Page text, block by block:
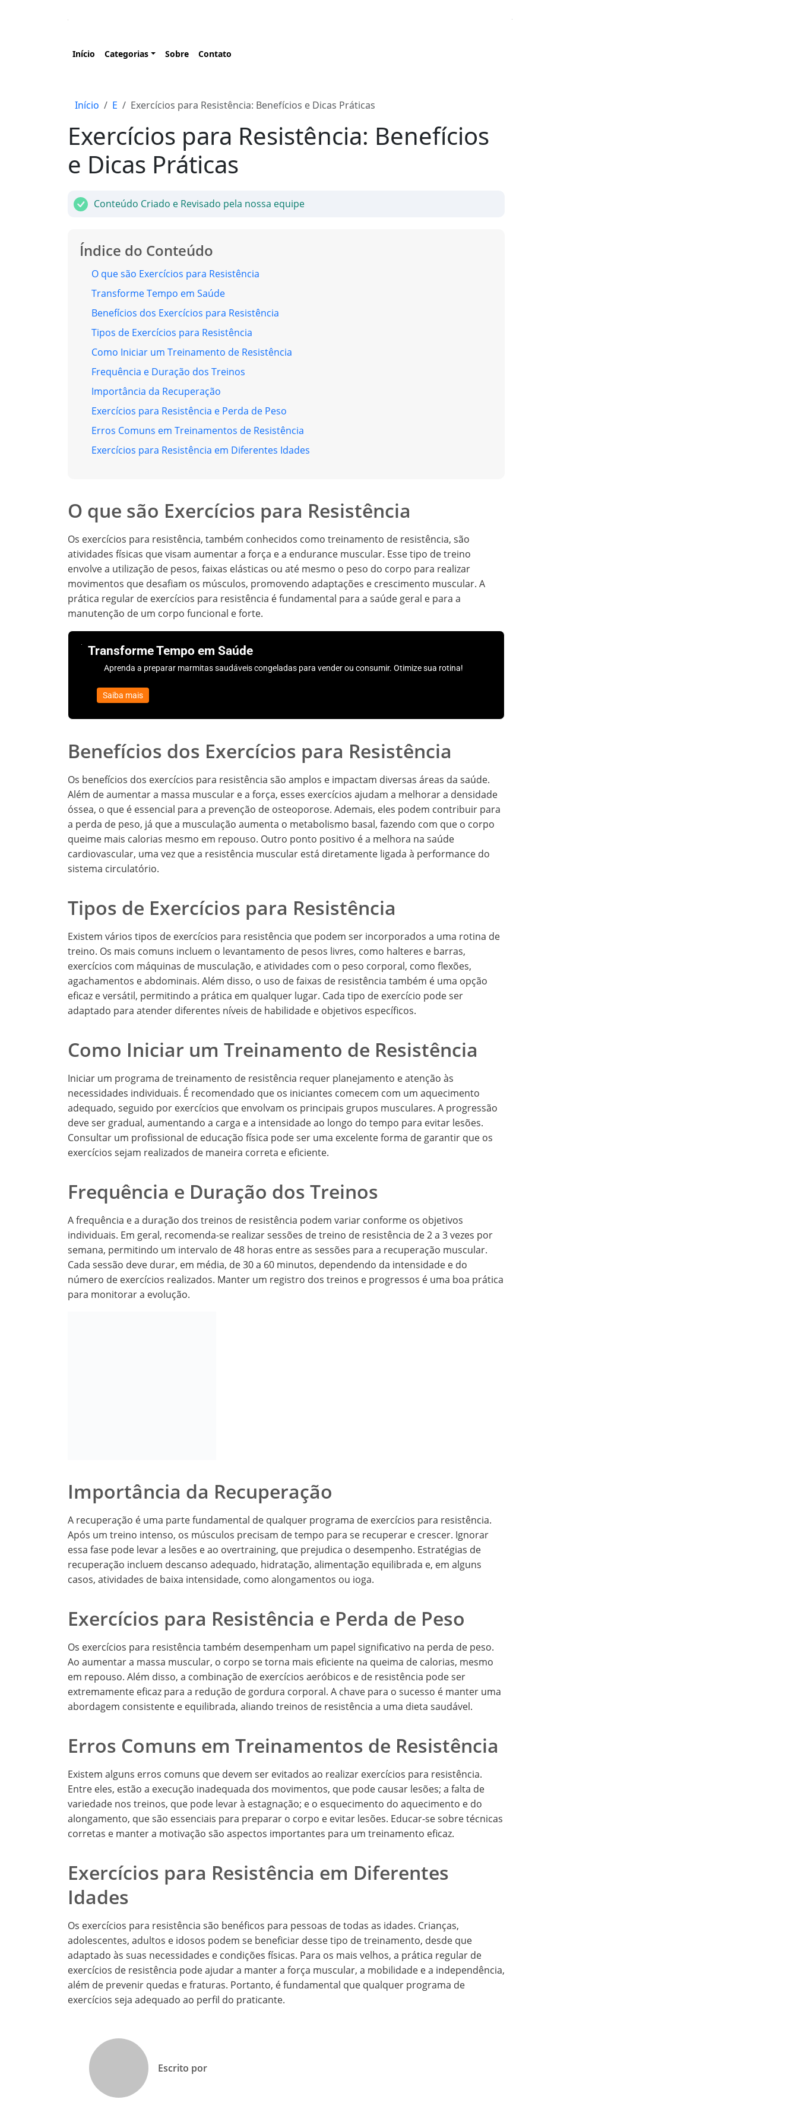
Início Categorias Sobre Contato
Início E Exercícios para Resistência: Benefícios e Dicas Práticas
Exercícios para Resistência: Benefícios
e Dicas Práticas
Conteúdo Criado e Revisado pela nossa equipe
Índice do Conteúdo
O que são Exercícios para Resistência
Transforme Tempo em Saúde
Benefícios dos Exercícios para Resistência
Tipos de Exercícios para Resistência
Como Iniciar um Treinamento de Resistência
Frequência e Duração dos Treinos
Importância da Recuperação
Exercícios para Resistência e Perda de Peso
Erros Comuns em Treinamentos de Resistência
Exercícios para Resistência em Diferentes Idades
O que são Exercícios para Resistência
Os exercícios para resistência, também conhecidos como treinamento de resistência, são
atividades físicas que visam aumentar a força e a endurance muscular. Esse tipo de treino
envolve a utilização de pesos, faixas elásticas ou até mesmo o peso do corpo para realizar
movimentos que desafiam os músculos, promovendo adaptações e crescimento muscular. A
prática regular de exercícios para resistência é fundamental para a saúde geral e para a
manutenção de um corpo funcional e forte.
Transforme Tempo em Saúde
Aprenda a preparar marmitas saudáveis congeladas para vender ou consumir. Otimize sua rotina!
Saiba mais
Benefícios dos Exercícios para Resistência
Os benefícios dos exercícios para resistência são amplos e impactam diversas áreas da saúde.
Além de aumentar a massa muscular e a força, esses exercícios ajudam a melhorar a densidade
óssea, o que é essencial para a prevenção de osteoporose. Ademais, eles podem contribuir para
a perda de peso, já que a musculação aumenta o metabolismo basal, fazendo com que o corpo
queime mais calorias mesmo em repouso. Outro ponto positivo é a melhora na saúde
cardiovascular, uma vez que a resistência muscular está diretamente ligada à performance do
sistema circulatório.
Tipos de Exercícios para Resistência
Existem vários tipos de exercícios para resistência que podem ser incorporados a uma rotina de
treino. Os mais comuns incluem o levantamento de pesos livres, como halteres e barras,
exercícios com máquinas de musculação, e atividades com o peso corporal, como flexões,
agachamentos e abdominais. Além disso, o uso de faixas de resistência também é uma opção
eficaz e versátil, permitindo a prática em qualquer lugar. Cada tipo de exercício pode ser
adaptado para atender diferentes níveis de habilidade e objetivos específicos.
Como Iniciar um Treinamento de Resistência
Iniciar um programa de treinamento de resistência requer planejamento e atenção às
necessidades individuais. É recomendado que os iniciantes comecem com um aquecimento
adequado, seguido por exercícios que envolvam os principais grupos musculares. A progressão
deve ser gradual, aumentando a carga e a intensidade ao longo do tempo para evitar lesões.
Consultar um profissional de educação física pode ser uma excelente forma de garantir que os
exercícios sejam realizados de maneira correta e eficiente.
Frequência e Duração dos Treinos
A frequência e a duração dos treinos de resistência podem variar conforme os objetivos
individuais. Em geral, recomenda-se realizar sessões de treino de resistência de 2 a 3 vezes por
semana, permitindo um intervalo de 48 horas entre as sessões para a recuperação muscular.
Cada sessão deve durar, em média, de 30 a 60 minutos, dependendo da intensidade e do
número de exercícios realizados. Manter um registro dos treinos e progressos é uma boa prática
para monitorar a evolução.
Importância da Recuperação
A recuperação é uma parte fundamental de qualquer programa de exercícios para resistência.
Após um treino intenso, os músculos precisam de tempo para se recuperar e crescer. Ignorar
essa fase pode levar a lesões e ao overtraining, que prejudica o desempenho. Estratégias de
recuperação incluem descanso adequado, hidratação, alimentação equilibrada e, em alguns
casos, atividades de baixa intensidade, como alongamentos ou ioga.
Exercícios para Resistência e Perda de Peso
Os exercícios para resistência também desempenham um papel significativo na perda de peso.
Ao aumentar a massa muscular, o corpo se torna mais eficiente na queima de calorias, mesmo
em repouso. Além disso, a combinação de exercícios aeróbicos e de resistência pode ser
extremamente eficaz para a redução de gordura corporal. A chave para o sucesso é manter uma
abordagem consistente e equilibrada, aliando treinos de resistência a uma dieta saudável.
Erros Comuns em Treinamentos de Resistência
Existem alguns erros comuns que devem ser evitados ao realizar exercícios para resistência.
Entre eles, estão a execução inadequada dos movimentos, que pode causar lesões; a falta de
variedade nos treinos, que pode levar à estagnação; e o esquecimento do aquecimento e do
alongamento, que são essenciais para preparar o corpo e evitar lesões. Educar-se sobre técnicas
corretas e manter a motivação são aspectos importantes para um treinamento eficaz.
Exercícios para Resistência em Diferentes
Idades
Os exercícios para resistência são benéficos para pessoas de todas as idades. Crianças,
adolescentes, adultos e idosos podem se beneficiar desse tipo de treinamento, desde que
adaptado às suas necessidades e condições físicas. Para os mais velhos, a prática regular de
exercícios de resistência pode ajudar a manter a força muscular, a mobilidade e a independência,
além de prevenir quedas e fraturas. Portanto, é fundamental que qualquer programa de
exercícios seja adequado ao perfil do praticante.
Escrito por